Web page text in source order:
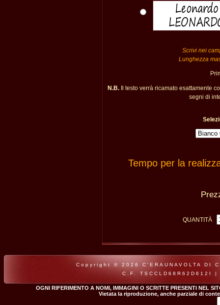
Scrivi nei
Lunghezza
N.B. Il testo verrà ricamato esattamente
segni di
Tempo per la
QUANTITÀ
Copyright © 2026 C'ERAUNAVOLTA
C.F. TSCCLD68R62D612I
OGNI RIFERIMENTO A NOMI, IMMAGINI O SCRITTE PRESENTI NEL
Vietata la riproduzione, anche parziale di